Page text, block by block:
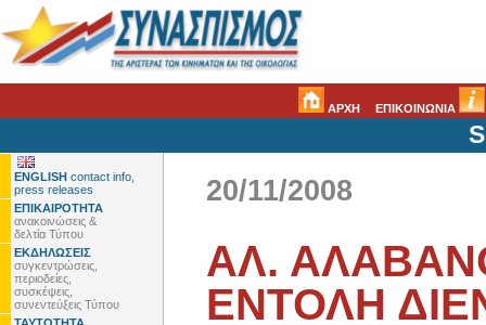
ΑΡΧΗ ΕΠΙΚΟΙΝΩΝΙΑ
ENGLISH contact info,
press releases
ΕΠΙΚΑΙΡΟΤΗΤΑ
ανακοινώσεις &
δελτία Τύπου
ΕΚΔΗΛΩΣΕΙΣ
συγκεντρώσεις,
περιοδείες,
συσκέψεις,
συνεντεύξεις Τύπου
20/11/2008
ΑΛ.
ENTΟΛΗ